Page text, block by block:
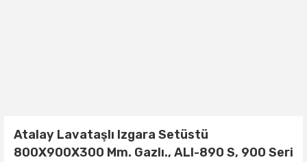
Atalay Lavataşlı Izgara Setüstü
800X900X300 Mm. Gazlı., ALI-890 S, 900 Seri